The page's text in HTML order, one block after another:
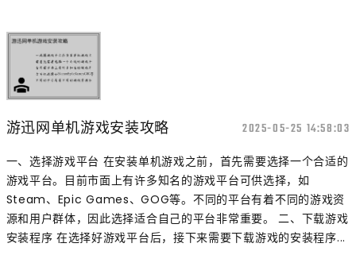
游迅网单机游戏安装攻略 2025-05-25 14:58:03
一、选择游戏平台 在安装单机游戏之前，首先需要选择一个合适的
游戏平台。目前市面上有许多知名的游戏平台可供选择，如
Steam、Epic Games、GOG等。不同的平台有着不同的游戏资
源和用户群体，因此选择适合自己的平台非常重要。 二、下载游戏
安装程序 在选择好游戏平台后，接下来需要下载游戏的安装程序...